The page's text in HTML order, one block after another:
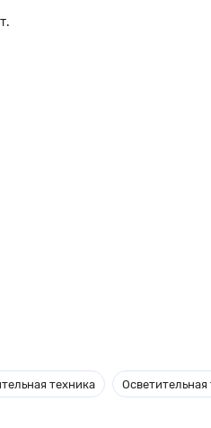
техника Осветительная